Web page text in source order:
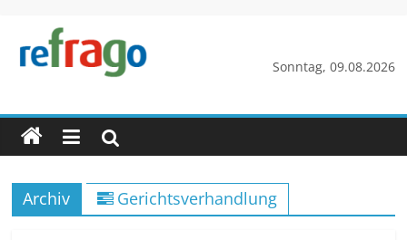
springen
Sonntag, 09.08.2026
refrago
Rechtsfragen
online
verständlich
erklärt
Archiv Gerichtsverhandlung